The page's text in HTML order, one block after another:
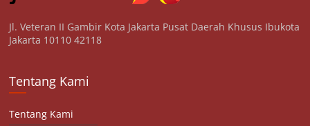
Jl. Veteran II Gambir Kota Jakarta Pusat Daerah Khusus Ibukota
Jakarta 10110 42118
Tentang Kami
Tentang Kami